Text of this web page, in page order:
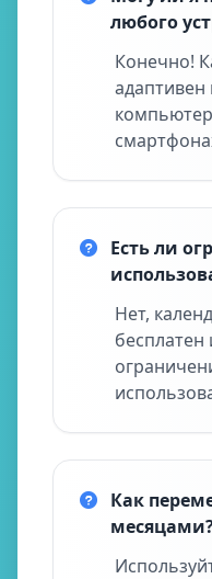
любого
Конечно!
адаптивен
Есть ли
Нет,
Как